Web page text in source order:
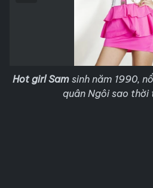
Hot girl Sam sinh năm 1990,
quân Ngôi sao thời